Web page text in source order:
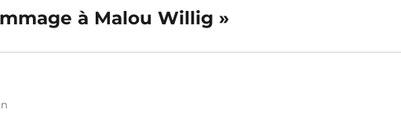
à Malou Willig »